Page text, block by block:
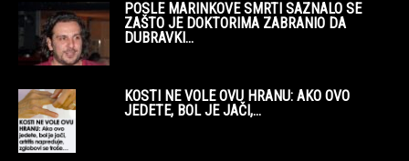
POSLE MARINKOVE SMRTI SAZNALO SE
ZAŠTO JE DOKTORIMA ZABRANIO DA
DUBRAVKI...
KOSTI NE VOLE OVU HRANU: AKO OVO
JEDETE, BOL JE JAČI,...